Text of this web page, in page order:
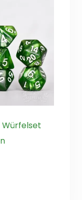
Würfelset